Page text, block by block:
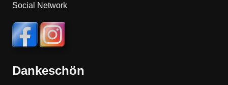
Social Network
Dankeschön